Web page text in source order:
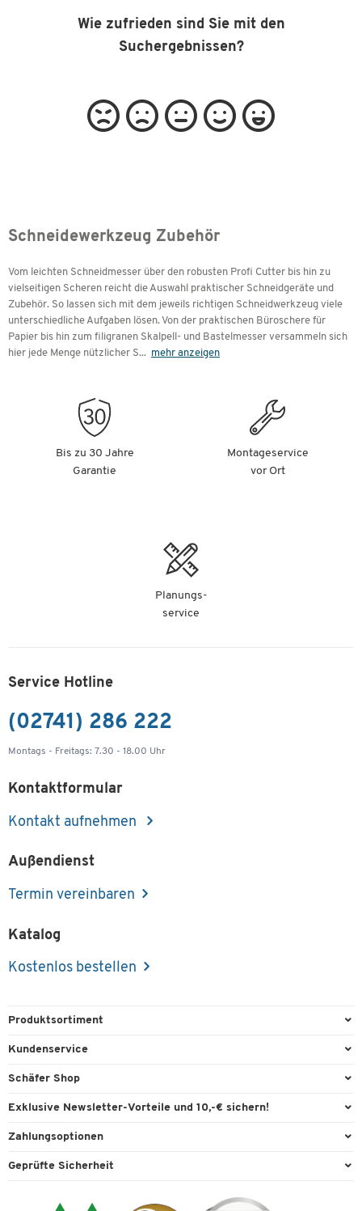
Wie zufrieden sind Sie mit den
Suchergebnissen?
Schneidewerkzeug Zubehör
Vom leichten Schneidmesser über den robusten Profi Cutter bis hin zu
vielseitigen Scheren reicht die Auswahl praktischer Schneidgeräte und
Zubehör. So lassen sich mit dem jeweils richtigen Schneidwerkzeug viele
unterschiedliche Aufgaben lösen. Von der praktischen Büroschere für
Papier bis hin zum filigranen Skalpell- und Bastelmesser versammeln sich
hier jede Menge nützlicher S... mehr anzeigen
Bis zu 30 Jahre
Garantie
Montageservice
vor Ort
Planungs-
service
Service Hotline
(02741) 286 222
Montags - Freitags: 7.30 - 18.00 Uhr
Kontaktformular
Kontakt aufnehmen
Außendienst
Termin vereinbaren
Katalog
Kostenlos bestellen
Produktsortiment
Büroausstattung
Reinigung & Hygiene
Technik
Kundenservice
Direktbestellung
Kontaktformulare
Lieferinformationen
Schäfer Shop
Services & Leistungen
Workplace Solutions
Exklusive Newsletter-Vorteile und 10,-€ sichern!
Willkommensgutschein
Expertenwissen
Zahlungsoptionen
Paypal
Geprüfte Sicherheit